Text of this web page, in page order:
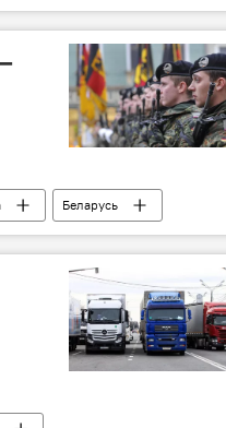
Беларусь